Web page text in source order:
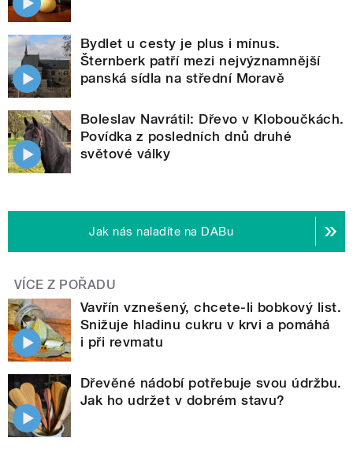
Bydlet u cesty je plus i mínus.
Šternberk patří mezi nejvýznamnější
panská sídla na střední Moravě
Boleslav Navrátil: Dřevo v Kloboučkách.
Povídka z posledních dnů druhé
světové války
Jak nás naladíte na DABu
VÍCE Z POŘADU
Vavřín vznešený, chcete-li bobkový list.
Snižuje hladinu cukru v krvi a pomáhá
i při revmatu
Dřevěné nádobí potřebuje svou údržbu.
Jak ho udržet v dobrém stavu?